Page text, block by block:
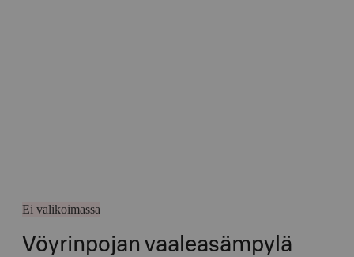
Ei valikoimassa
Vöyrinpojan vaaleasämpylä